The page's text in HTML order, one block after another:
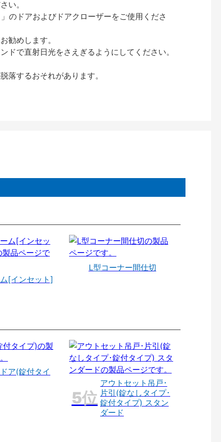
い。
のドアおよびドアクローザーをご使用くださ
勧めします。
で直射日光をさえぎるようにしてください。
するおそれがあります。
[インセット]
L型コーナー間仕切
ア(錠付タイ
アウトセット吊戸･
片引(錠なしタイプ･
錠付タイプ) スタン
ダード